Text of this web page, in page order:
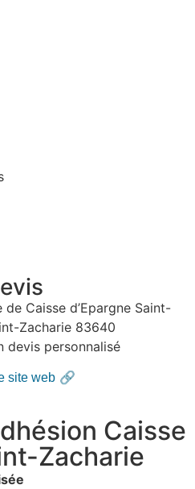
Caisse d’Epargne Saint-
Zacharie 83640
devis personnalisé
site web 🔗
Caisse
Zacharie